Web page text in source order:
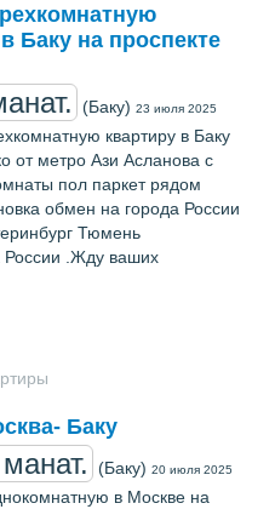
Баку на проспекте
(Баку) 23 июля 2025
квартиру в Баку
от метро Ази Асланова с
пол паркет рядом
обмен на города России
Тюмень
России .Жду ваших
Баку
(Баку) 20 июля 2025
в Москве на